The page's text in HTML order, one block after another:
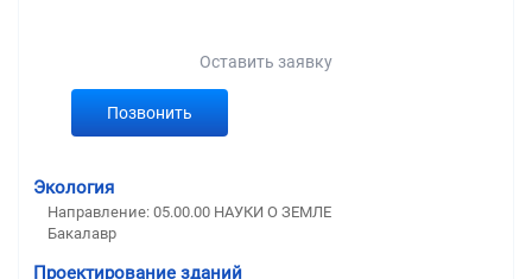
Оставить заявку
Позвонить
Экология
Направление: 05.00.00 НАУКИ О ЗЕМЛЕ
Бакалавр
Проектирование зданий